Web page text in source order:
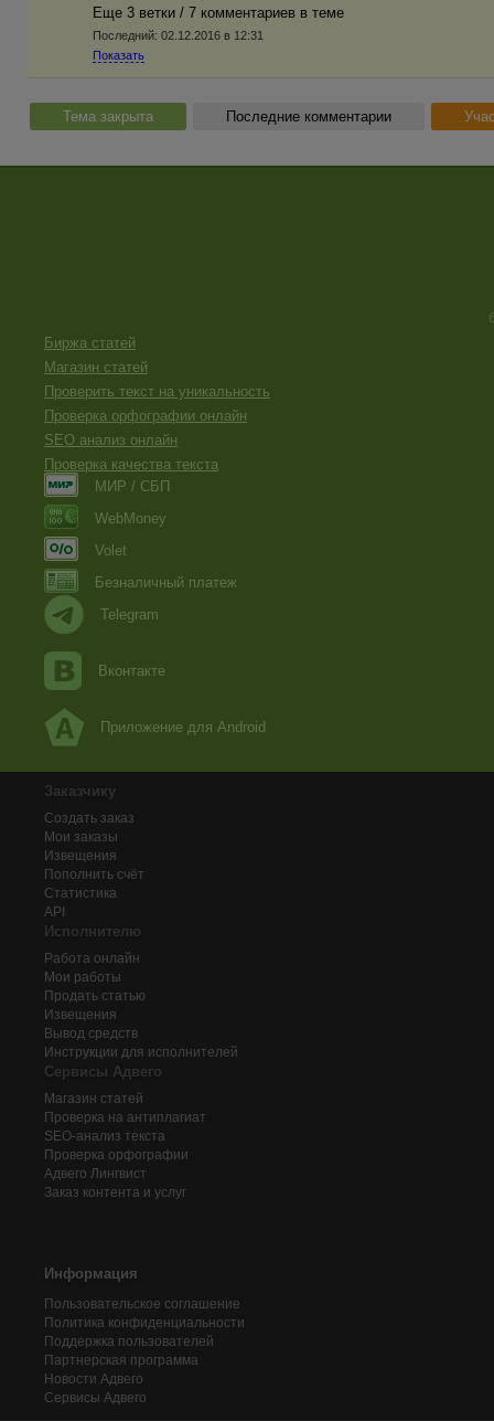
Еще 3 ветки / 7 комментариев в темe
Последний: 02.12.2016 в 12:31
Показать
Тема закрыта Последние комментарии
Биржа статей
Магазин статей
Проверить текст на уникальность
Проверка орфографии онлайн
SEO анализ онлайн
Проверка качества текста
МИР / СБП
WebMoney
Volet
Безналичный платеж
Telegram
Вконтакте
Приложение для Android
Заказчику
Создать заказ
Мои заказы
Извещения
Пополнить счёт
Статистика
API
Исполнителю
Работа онлайн
Мои работы
Продать статью
Извещения
Вывод средств
Инструкции для исполнителей
Сервисы Адвего
Магазин статей
Проверка на антиплагиат
SEO-анализ текста
Проверка орфографии
Адвего Лингвист
Заказ контента и услуг
Информация
Пользовательское соглашение
Политика конфиденциальности
Поддержка пользователей
Партнерская программа
Новости Адвего
Сервисы Адвего